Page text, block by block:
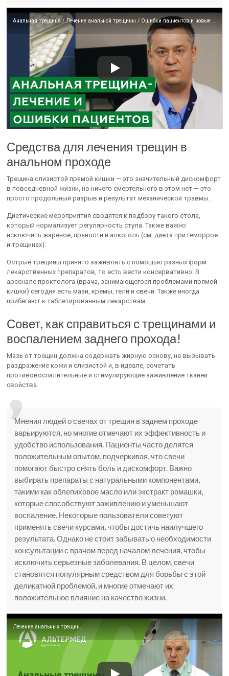
Анальная трещина / Лечение анальной трещины / Ошибки пациентов и новые методы лечения
Средства для лечения трещин в
анальном проходе
Трещина слизистой прямой кишки — это значительный дискомфорт
в повседневной жизни, но ничего смертельного в этом нет — это
просто продольный разрыв и результат механической травмы.
Диетические мероприятия сводятся к подбору такого стола,
который нормализует регулярность стула. Также важно
исключить жареное, пряности и алкоголь (см. диета при геморрое
и трещинах).
Острые трещины принято заживлять с помощью разных форм
лекарственных препаратов, то есть вести консервативно. В
арсенале проктолога (врача, занимающегося проблемами прямой
кишки) сегодня есть мази, кремы, гели и свечи. Также иногда
прибегают к таблетированным лекарствам.
Совет, как справиться с трещинами и
воспалением заднего прохода!
Мазь от трещин должна содержать жирную основу, не вызывать
раздражение кожи и слизистой и, в идеале, сочетать
противовоспалительные и стимулирующие заживление тканей
свойства.
Мнения людей о свечах от трещин в заднем проходе
варьируются, но многие отмечают их эффективность и
удобство использования. Пациенты часто делятся
положительным опытом, подчеркивая, что свечи
помогают быстро снять боль и дискомфорт. Важно
выбирать препараты с натуральными компонентами,
такими как облепиховое масло или экстракт ромашки,
которые способствуют заживлению и уменьшают
воспаление. Некоторые пользователи советуют
применять свечи курсами, чтобы достичь наилучшего
результата. Однако не стоит забывать о необходимости
консультации с врачом перед началом лечения, чтобы
исключить серьезные заболевания. В целом, свечи
становятся популярным средством для борьбы с этой
деликатной проблемой, и многие отмечают их
положительное влияние на качество жизни.
Лечение анальных трещин.